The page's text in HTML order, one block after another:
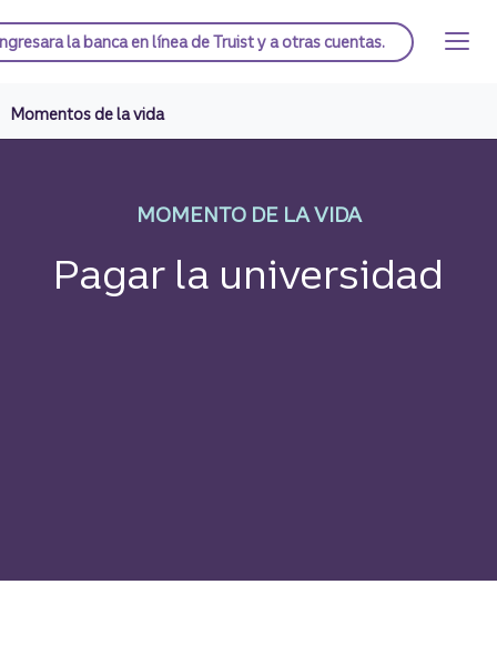
al
contenido
Página de inicio de Truist
a la banca en línea de Truist y a otras cuentas.
Momentos de la vida
MOMENTO DE LA VIDA
Pagar la universidad